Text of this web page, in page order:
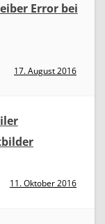
Error bei
17. August 2016
11. Oktober 2016